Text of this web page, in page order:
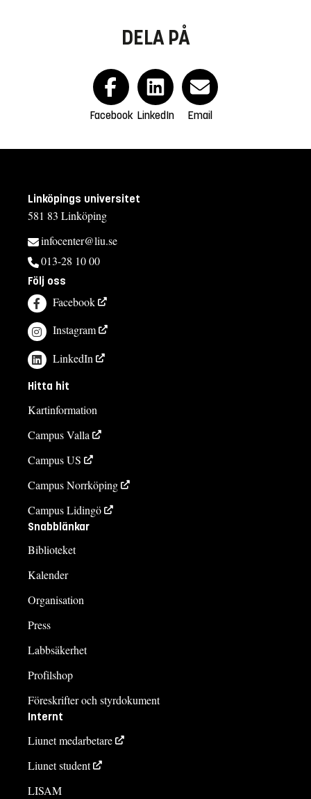
DELA PÅ
Facebook LinkedIn Email
Linköpings universitet
581 83 Linköping
infocenter@liu.se
013-28 10 00
Följ oss
Facebook
Instagram
LinkedIn
Hitta hit
Kartinformation
Campus Valla
Campus US
Campus Norrköping
Campus Lidingö
Snabblänkar
Biblioteket
Kalender
Organisation
Press
Labbsäkerhet
Profilshop
Föreskrifter och styrdokument
Internt
Liunet medarbetare
Liunet student
LISAM